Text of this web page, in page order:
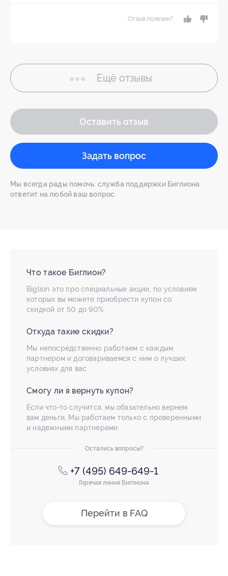
Отзыв полезен?
Ещё отзывы
Оставить отзыв
Задать вопрос
Мы всегда рады помочь: служба поддержки Биглиона
ответит на любой ваш вопрос
Что такое Биглион?
Biglion это про специальные акции, по условиям
которых вы можете приобрести купон со
скидкой от 50 до 90%
Откуда такие скидки?
Мы непосредственно работаем с каждым
партнером и договариваемся с ним о лучших
условиях для вас
Смогу ли я вернуть купон?
Если что-то случится, мы обязательно вернем
вам деньги. Мы работаем только с проверенными
и надежными партнерами
Остались вопросы?
+7 (495) 649-649-1
Горячая линия Биглиона
Перейти в FAQ